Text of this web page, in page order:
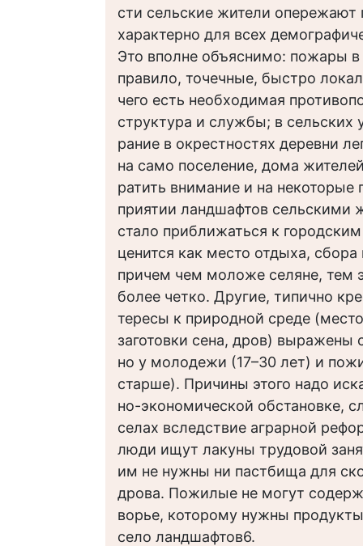
сти сельские жители опережают
характерно для всех
Это вполне объяснимо: пожары в
правило, точечные, быстро
чего есть необходимая
структура и службы; в сельских
рание в окрестностях деревни
на само поселение, дома
ратить внимание и на
приятии ландшафтов сельскими
стало приближаться к
ценится как место отдыха, сбора
причем чем моложе селяне, тем
более четко. Другие, типично
тересы к природной среде
заготовки сена, дров) выражены
но у молодежи (17–30 лет) и
старше). Причины этого надо
но-экономической обстановке,
селах вследствие аграрной
люди ищут лакуны трудовой
им не нужны ни пастбища для
дрова. Пожилые не могут
ворье, которому нужны
село ландшафтов6.